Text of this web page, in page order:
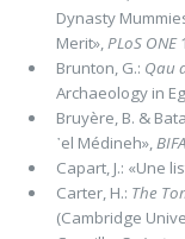
Dynasty
Merit»,PLoS ONE
Brunton, G.: Qau
Archaeology in
Bruyère, B. &
᾽el Médineh»,
Capart, J.: «Une
Carter, H.: The
(Cambridge